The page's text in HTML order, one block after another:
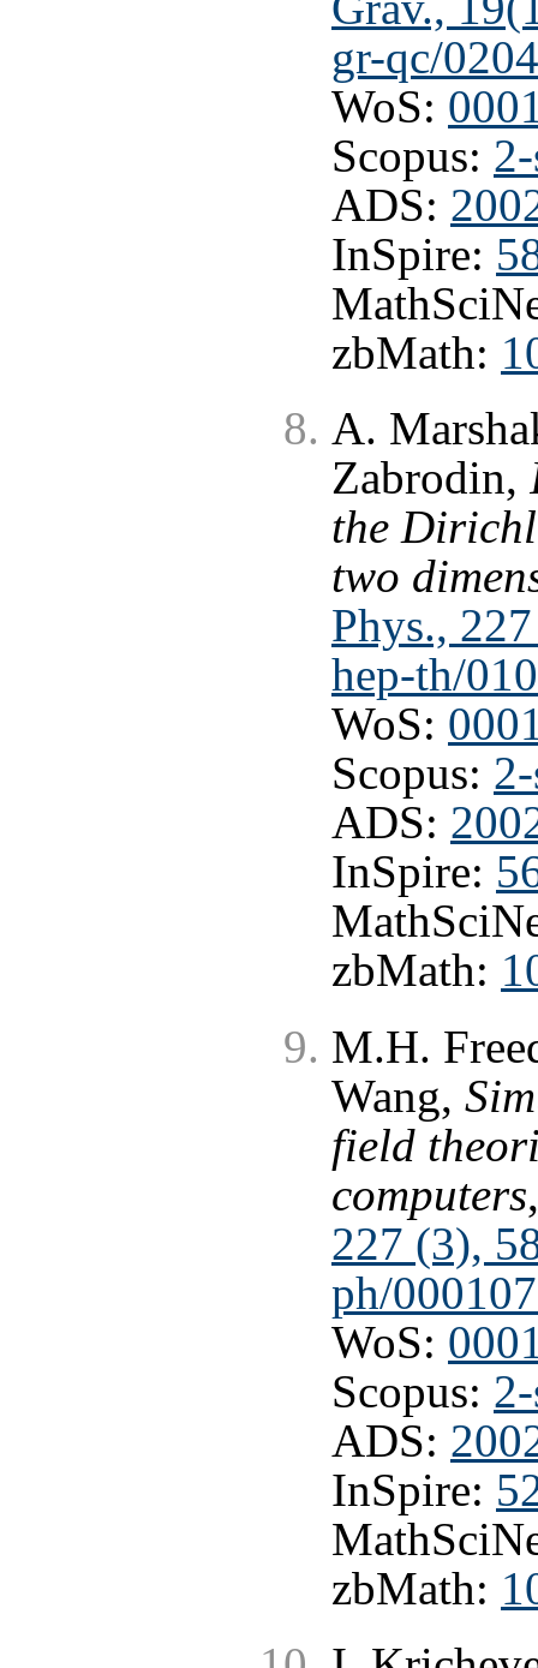
gr-qc/
WoS:
Scopus:
ADS:
InSpire:
zbMath:
A.
Zabrodin,
the
two
Phys.,
hep-th/
WoS:
Scopus:
ADS:
InSpire:
zbMath:
M.H.
Wang,
field
computers
227 (3),
ph/
WoS:
Scopus:
ADS:
InSpire:
zbMath: